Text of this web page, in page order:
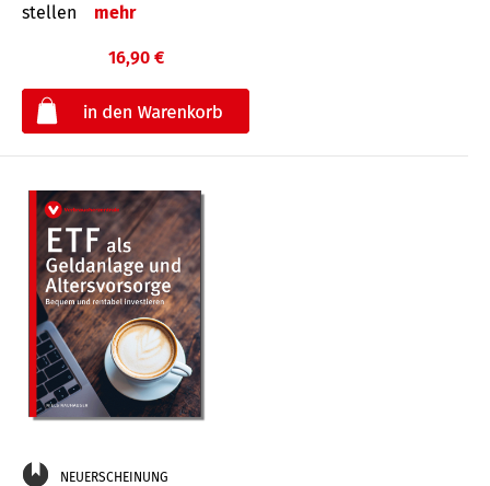
stellen
mehr
16,90 €
NEUERSCHEINUNG